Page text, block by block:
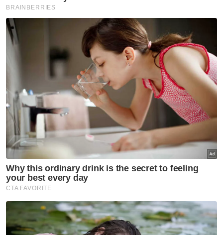
Berita Telus & Tulus menerusi E-Mel setiap
hari!
Muat turun aplikasi Sinar Harian.Klik di sini!
Harga Motosikal
Abs
Penganalisis